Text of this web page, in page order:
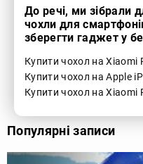
До речі, ми зібрали
чохли для
зберегти гаджет у
Купити чохол на Xiaomi
Купити чохол на Apple
Купити чохол на Xiaomi
Популярні записи